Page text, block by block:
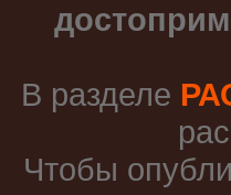
В разделе
Чтобы